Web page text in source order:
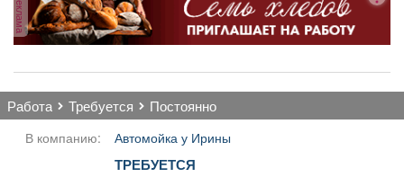
реклама
работа требуется постоянно
В компанию: Автомойка у Ирины
ТРЕБУЕТСЯ